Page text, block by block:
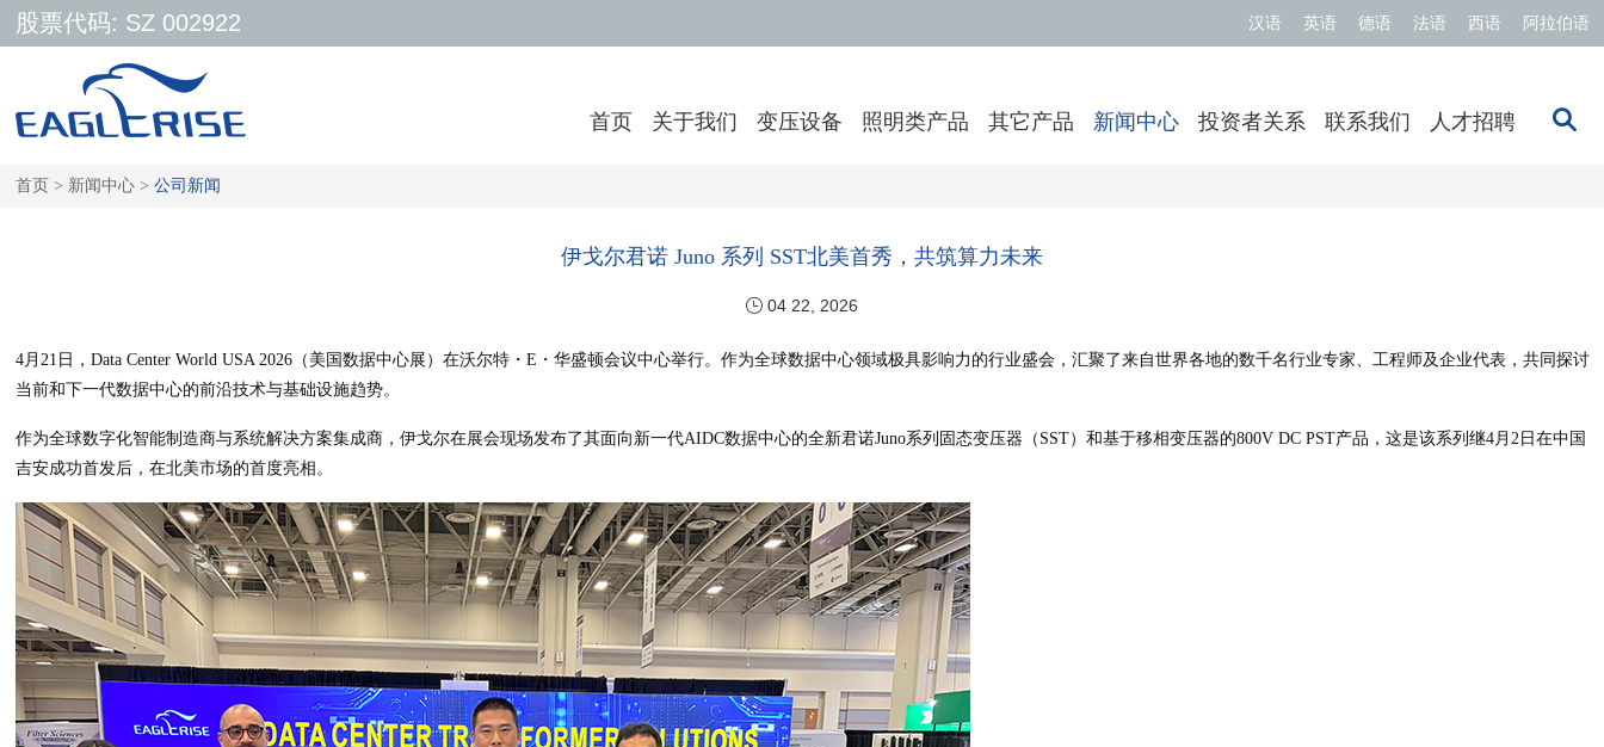
股票代码: SZ 002922 汉语 英语 德语 法语 西语 阿拉伯语
首页 关于我们 变压设备 照明类产品 其它产品 新闻中心 投资者关系 联系我们 人才招聘
首页 > 新闻中心> 公司新闻
伊戈尔君诺 Juno 系列 SST北美首秀，共筑算力未来
04 22, 2026
4月21 日， Data Center World USA 2026（美国数据中心展）在沃尔特・E・华盛顿会议中心举行。 作为全球数据中心领域极具影响力的行业盛会，汇聚了来自世界各地的数千名行业专家、 工程师及企业代表 ， 共同探讨
当前和下一代数据中心的前沿技术与基础设施趋势。
作为全球数字化智能制造商与系统解决方案集成商，伊戈尔在展会现场发布了其面向 新一代AIDC数据中心的全新君诺Juno系列 固态变压器（SST）和基于移相变压器的800V DC PST产品，这是该系列 继4月2日在中国
吉安成功首发后， 在北美市场的首度亮相。